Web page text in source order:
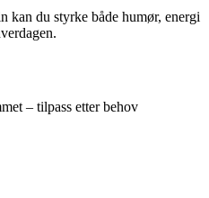
kan du styrke både humør, energi
– tilpass etter behov